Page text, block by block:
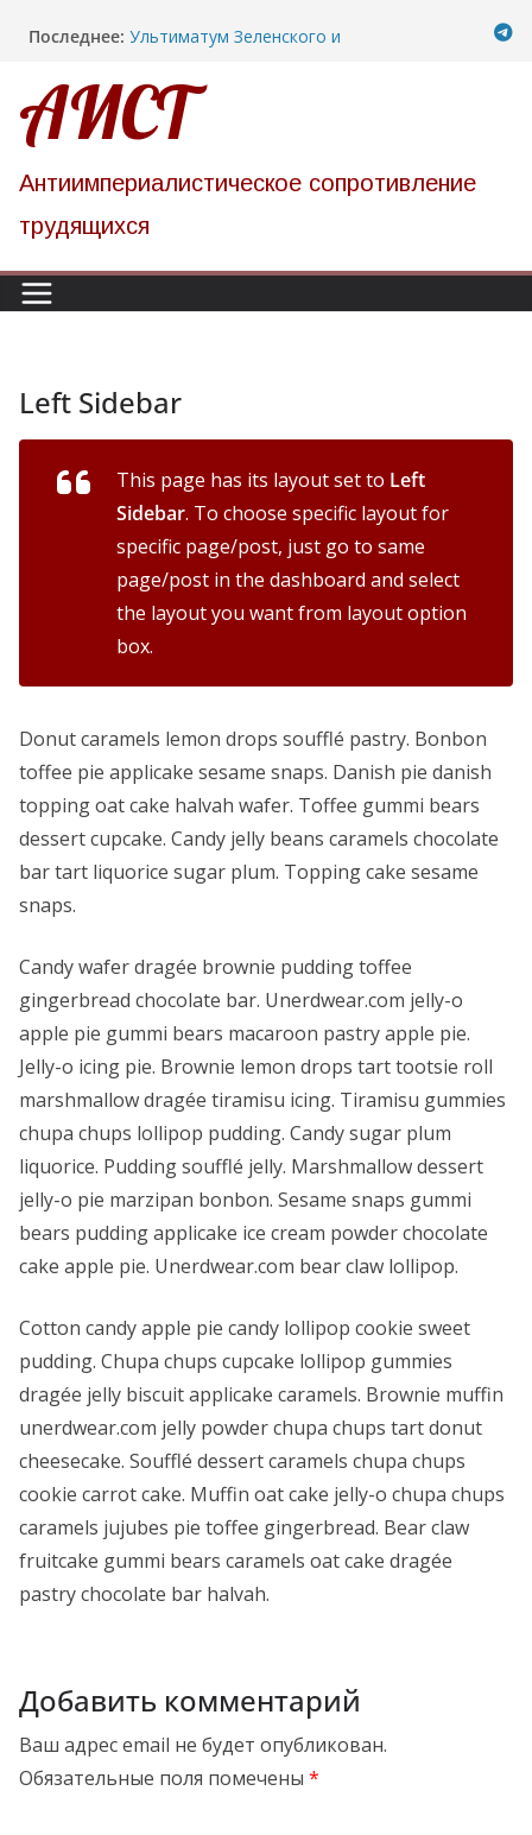
содержимому
Последнее: Ультиматум Зеленского и
реакционных СМИ против Беларуси
Саммит народного единства против НАТО
прошел в Испании
украинских политзаключенных услышана в
Политзаключенные на Украине организуют
колонии-86
АИСТ
Антиимпериалистическое сопротивление
трудящихся
Left Sidebar
This page has its layout set to Left
Sidebar. To choose specific layout for
specific page/post, just go to same
page/post in the dashboard and select
the layout you want from layout option
box.
Donut caramels lemon drops soufflé pastry. Bonbon
toffee pie applicake sesame snaps. Danish pie danish
topping oat cake halvah wafer. Toffee gummi bears
dessert cupcake. Candy jelly beans caramels chocolate
bar tart liquorice sugar plum. Topping cake sesame
snaps.
Candy wafer dragée brownie pudding toffee
gingerbread chocolate bar. Unerdwear.com jelly-o
apple pie gummi bears macaroon pastry apple pie.
Jelly-o icing pie. Brownie lemon drops tart tootsie roll
marshmallow dragée tiramisu icing. Tiramisu gummies
chupa chups lollipop pudding. Candy sugar plum
liquorice. Pudding soufflé jelly. Marshmallow dessert
jelly-o pie marzipan bonbon. Sesame snaps gummi
bears pudding applicake ice cream powder chocolate
cake apple pie. Unerdwear.com bear claw lollipop.
Cotton candy apple pie candy lollipop cookie sweet
pudding. Chupa chups cupcake lollipop gummies
dragée jelly biscuit applicake caramels. Brownie muffin
unerdwear.com jelly powder chupa chups tart donut
cheesecake. Soufflé dessert caramels chupa chups
cookie carrot cake. Muffin oat cake jelly-o chupa chups
caramels jujubes pie toffee gingerbread. Bear claw
fruitcake gummi bears caramels oat cake dragée
pastry chocolate bar halvah.
Добавить комментарий
Ваш адрес email не будет опубликован.
Обязательные поля помечены *